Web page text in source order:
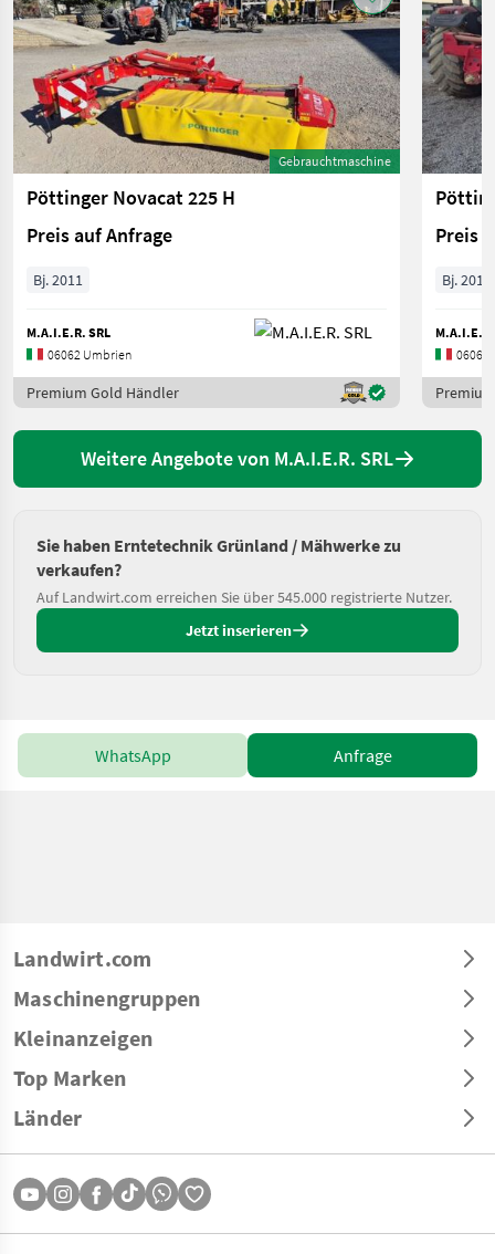
Gebrauchtmaschine
Pöttinger Novacat 225 H
Preis auf Anfrage
Bj. 2011
M.A.I.E.R. SRL
06062 Umbrien
Premium Gold Händler
Preis
Bj. 2011
M.A.I.E.R.
06062
Weitere Angebote von M.A.I.E.R. SRL
Sie haben Erntetechnik Grünland / Mähwerke zu
verkaufen?
Auf Landwirt.com erreichen Sie über 545.000 registrierte Nutzer.
Jetzt inserieren
WhatsApp Anfrage
Landwirt.com
Maschinengruppen
Kleinanzeigen
Top Marken
Länder